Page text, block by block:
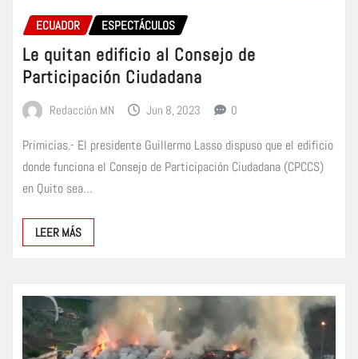
ECUADOR ESPECTÁCULOS
Le quitan edificio al Consejo de
Participación Ciudadana
Redacción MN Jun 8, 2023 0
Primicias.- El presidente Guillermo Lasso dispuso que el edificio
donde funciona el Consejo de Participación Ciudadana (CPCCS)
en Quito sea…
LEER MÁS